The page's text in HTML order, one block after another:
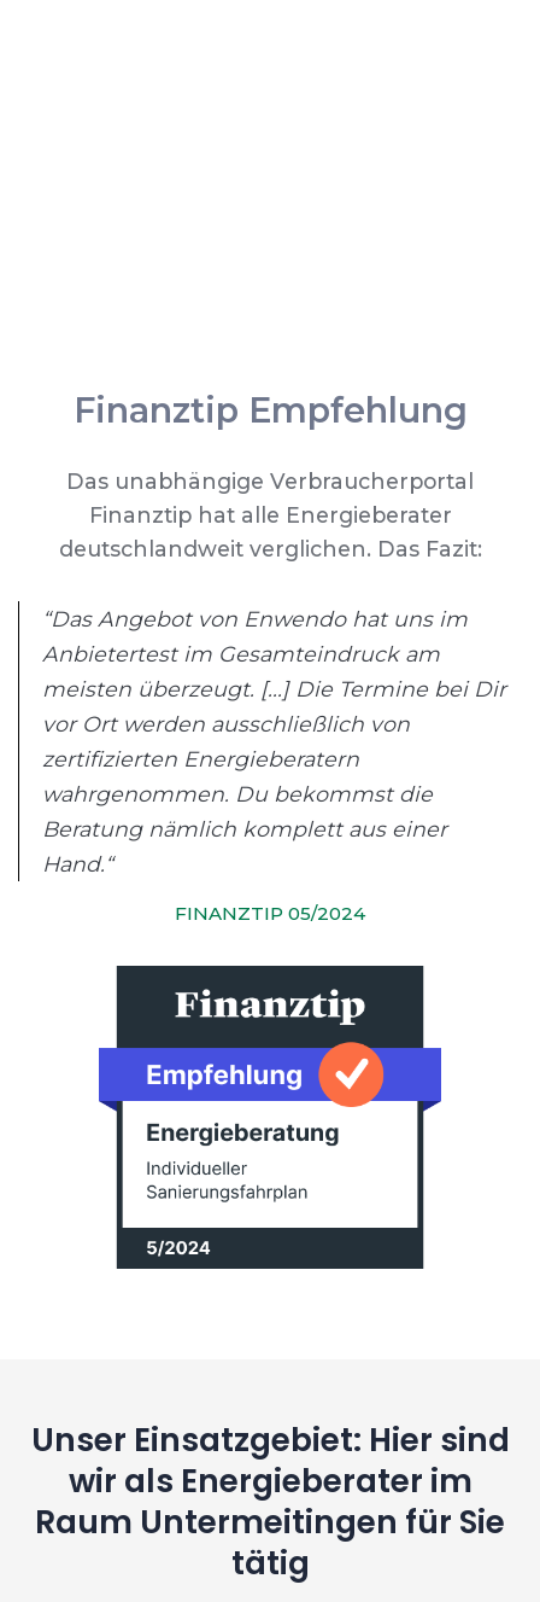
Finanztip Empfehlung
Das unabhängige Verbraucherportal
Finanztip hat alle Energieberater
deutschlandweit verglichen. Das Fazit:
“Das Angebot von Enwendo hat uns im
Anbietertest im Gesamteindruck am
meisten überzeugt. [...] Die Termine bei Dir
vor Ort werden ausschließlich von
zertifizierten Energieberatern
wahrgenommen. Du bekommst die
Beratung nämlich komplett aus einer
Hand.“
FINANZTIP 05/2024
Unser Einsatzgebiet: Hier sind
wir als Energieberater im
Raum Untermeitingen für Sie
tätig